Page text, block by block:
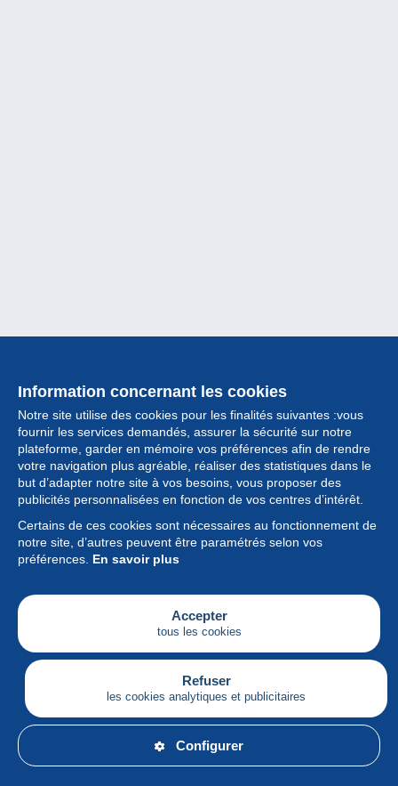
Information concernant les cookies
Notre site utilise des cookies pour les finalités suivantes :vous
fournir les services demandés, assurer la sécurité sur notre
plateforme, garder en mémoire vos préférences afin de rendre
votre navigation plus agréable, réaliser des statistiques dans le
but d’adapter notre site à vos besoins, vous proposer des
publicités personnalisées en fonction de vos centres d’intérêt.
Certains de ces cookies sont nécessaires au fonctionnement de
notre site, d’autres peuvent être paramétrés selon vos
préférences. En savoir plus
Accepter
tous les cookies
Refuser
les cookies analytiques et publicitaires
Configurer
Collection
Actualités
Fonctionnalités
Société
Services
Articles
Français
© Delcampe International srl - Tous droits réservés.